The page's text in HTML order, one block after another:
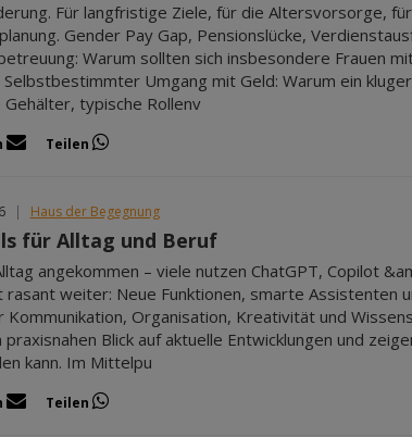
Für langfristige Ziele, für die Altersvorsorge,
Gender Pay Gap, Pensionslücke,
Warum sollten sich insbesondere Frauen
Umgang mit Geld: Warum ein
Gehälter, typische Rollenv
Teilen
| Haus der Begegnung
für Alltag und Beruf
angekommen – viele nutzen ChatGPT, Copilot
rasant weiter: Neue Funktionen, smarte Assistenten
Kommunikation, Organisation, Kreativität und
Blick auf aktuelle Entwicklungen und
kann. Im Mittelpu
Teilen